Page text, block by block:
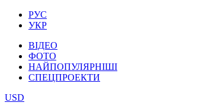
РУС
УКР
ВІДЕО
ФОТО
НАЙПОПУЛЯРНІШІ
СПЕЦПРОЕКТИ
USD